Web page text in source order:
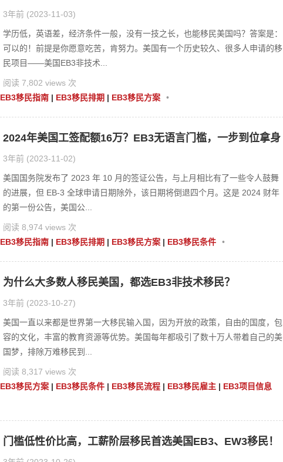
EB3移民指南 | EB3移民排期 | EB3移民方案 •
3年前 (2023-11-03)
学历低，英语差，经济条件一般，没有一技之长，也能移民美国吗？答案是：
可以的！前提是你愿意吃苦，肯努力。美国有一个历史较久、很多人申请的移
民项目——美国EB3非技术...
阅读 7,802 views 次
2024年美国工签配额16万？EB3无语言门槛，一步到位拿身
份
EB3移民指南 | EB3移民排期 | EB3移民方案 | EB3移民条件 •
3年前 (2023-11-02)
美国国务院发布了 2023 年 10 月的签证公告，与上月相比有了一些令人鼓舞
的进展，但 EB-3 全球申请日期除外，该日期将倒退四个月。这是 2024 财年
的第一份公告，美国公...
阅读 8,974 views 次
为什么大多数人移民美国，都选EB3非技术移民？
EB3移民方案 | EB3移民条件 | EB3移民流程 | EB3移民雇主 | EB3项目信息
3年前 (2023-10-27)
美国一直以来都是世界第一大移民输入国，因为开放的政策，自由的国度，包
容的文化，丰富的教育资源等优势。美国每年都吸引了数十万人带着自己的美
国梦，排除万难移民到...
阅读 8,317 views 次
门槛低性价比高，工薪阶层移民首选美国EB3、EW3移民！